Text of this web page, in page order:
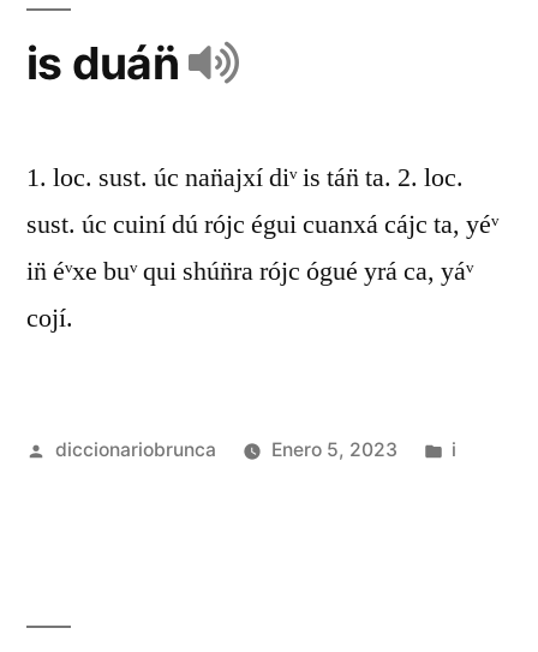
is duán̈
1. loc. sust. úc nan̈ajxí diᵛ is tán̈ ta. 2. loc.
sust. úc cuiní dú rójc égui cuanxá cájc ta, yéᵛ
in̈ éᵛxe buᵛ qui shún̈ra rójc ógué yrá ca, yáᵛ
cojí.
diccionariobrunca Enero 5, 2023 i